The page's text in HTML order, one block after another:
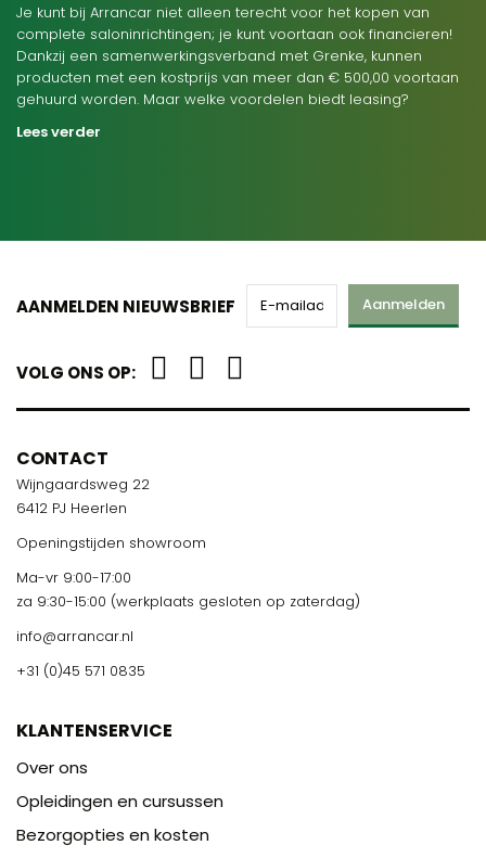
Je kunt bij Arrancar niet alleen terecht voor het kopen van
complete saloninrichtingen; je kunt voortaan ook financieren!
Dankzij een samenwerkingsverband met Grenke, kunnen
producten met een kostprijs van meer dan € 500,00 voortaan
gehuurd worden. Maar welke voordelen biedt leasing?
Lees verder
AANMELDEN NIEUWSBRIEF Aanmelden
VOLG ONS OP:
CONTACT
Wijngaardsweg 22
6412 PJ Heerlen
Openingstijden showroom
Ma-vr 9:00-17:00
za 9:30-15:00 (werkplaats gesloten op zaterdag)
info@arrancar.nl
+31 (0)45 571 0835
KLANTENSERVICE
Over ons
Opleidingen en cursussen
Bezorgopties en kosten